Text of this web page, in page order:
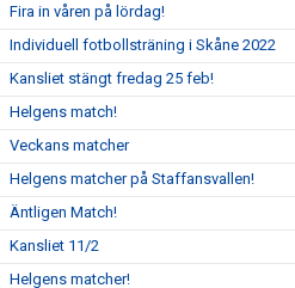
Fira in våren på lördag!
Individuell fotbollsträning i Skåne 2022
Kansliet stängt fredag 25 feb!
Helgens match!
Veckans matcher
Helgens matcher på Staffansvallen!
Äntligen Match!
Kansliet 11/2
Helgens matcher!